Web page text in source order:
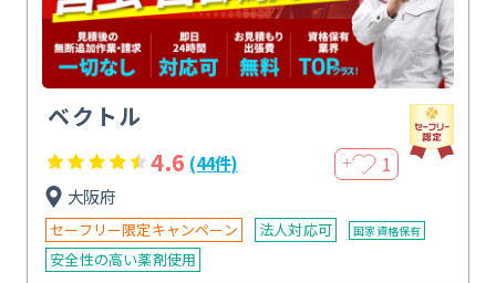
ベクトル
4.6 (44件) ＋ 1
大阪府
セーフリー限定キャンペーン 法人対応可 国家資格保有
安全性の高い薬剤使用